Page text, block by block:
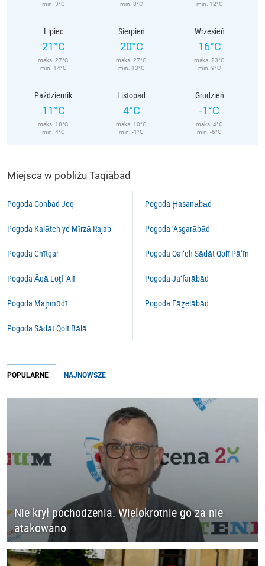
min. 3°C
min. 8°C
min. 12°C
Lipiec
21°C
maks. 27°C
min. 14°C
Sierpień
20°C
maks. 27°C
min. 13°C
Wrzesień
16°C
maks. 23°C
min. 9°C
Październik
11°C
maks. 18°C
min. 4°C
Listopad
4°C
maks. 10°C
min. -1°C
Grudzień
-1°C
maks. 4°C
min. -6°C
Miejsca w pobliżu Taqīābād
Pogoda Gonbad Jeq
Pogoda Kalāteh-ye Mīrzā Rajab
Pogoda Chītgar
Pogoda Āqā Loţf ‘Alī
Pogoda Maḩmūdī
Pogoda Sādāt Qolī Bālā
Pogoda Ḩasanābād
Pogoda ‘Asgarābād
Pogoda Qal‘eh Sādāt Qolī Pā’īn
Pogoda Ja‘farābād
Pogoda Fāẕelābād
POPULARNE NAJNOWSZE
Nie krył pochodzenia. Wielokrotnie go za nie
atakowano